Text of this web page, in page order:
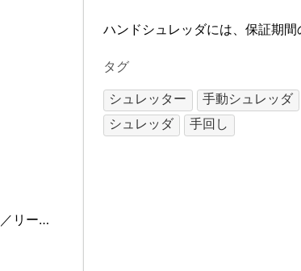
ハンドシュレッダには、保証期間
タグ
シュレッター
手動シュレッダ
シュレッダ
手回し
チャイルドシート・ジュニアシート／リーマン